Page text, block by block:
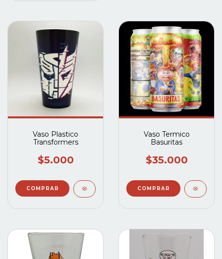
Vaso Plastico
Transformers
$5.000
Vaso Termico
Basuritas
$35.000